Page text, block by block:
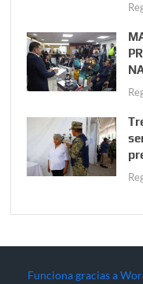
Funciona gracias a